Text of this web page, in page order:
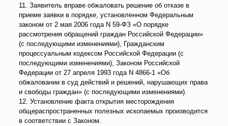
11. Заявитель вправе обжаловать решение об отказе в
приеме заявки в порядке, установленном Федеральным
законом от 2 мая 2006 года N 59-ФЗ «О порядке
рассмотрения обращений граждан Российской Федерации»
(с последующими изменениями), Гражданским
процессуальным кодексом Российской Федерации (с
последующими изменениями), Законом Российской
Федерации от 27 апреля 1993 года N 4866-1 «Об
обжаловании в суд действий и решений, нарушающих права
и свободы граждан» (с последующими изменениями).
12. Установление факта открытия месторождения
общераспространенных полезных ископаемых производится
в соответствии с Законом.